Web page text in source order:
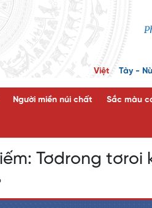
Việt Tày -
Người miền núi chất Sắc màu
Tơdrong tơroi